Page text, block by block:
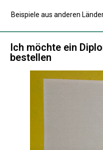
Beispiele aus anderen
Ich möchte ein
bestellen